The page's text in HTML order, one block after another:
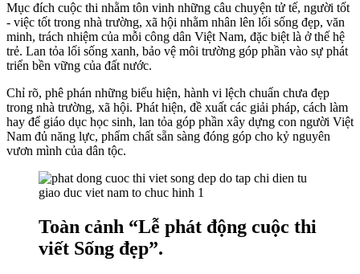
Mục đích cuộc thi nhằm tôn vinh những câu chuyện tử tế, người tốt
- việc tốt trong nhà trường, xã hội nhằm nhân lên lối sống đẹp, văn
minh, trách nhiệm của mỗi công dân Việt Nam, đặc biệt là ở thế hệ
trẻ. Lan tỏa lối sống xanh, bảo vệ môi trường góp phần vào sự phát
triển bền vững của đất nước.
Chỉ rõ, phê phán những biểu hiện, hành vi lệch chuẩn chưa đẹp
trong nhà trường, xã hội. Phát hiện, đề xuất các giải pháp, cách làm
hay để giáo dục học sinh, lan tỏa góp phần xây dựng con người Việt
Nam đủ năng lực, phẩm chất sẵn sàng đóng góp cho kỷ nguyên
vươn mình của dân tộc.
Toàn cảnh “Lễ phát động cuộc thi
viết Sống đẹp”.